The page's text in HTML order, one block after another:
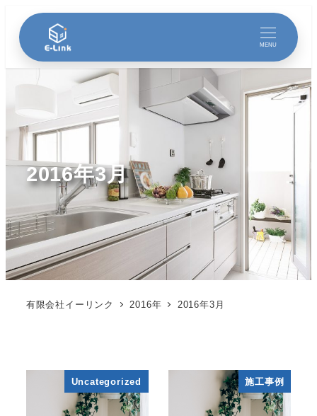
MENU
2016年3月
有限会社イーリンク 2016年 2016年3月
Uncategorized 施工事例